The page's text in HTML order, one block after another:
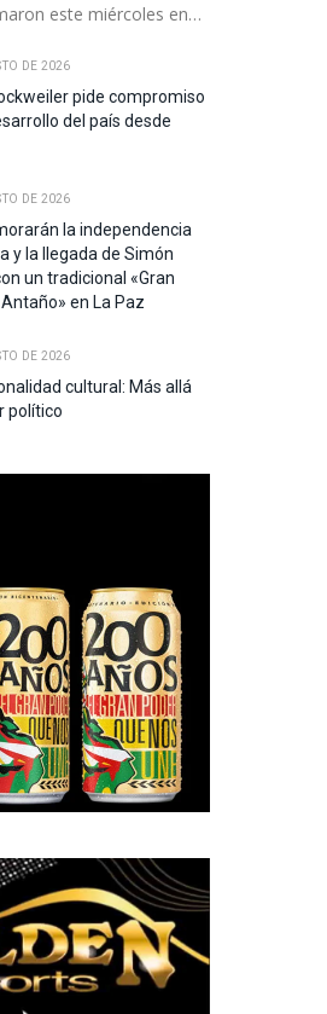
este miércoles en…
DE 2026
pide compromiso
del país desde
DE 2026
la independencia
y la llegada de Simón
un tradicional «Gran
en La Paz
DE 2026
cultural: Más allá
político